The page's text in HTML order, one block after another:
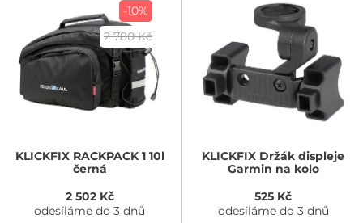
-10%
2 780 Kč
KLICKFIXRACKPACK 1 10l
černá
2 502 Kč
odesíláme do 3 dnů
KLICKFIX Držák displeje
Garmin na kolo
525 Kč
odesíláme do 3 dnů